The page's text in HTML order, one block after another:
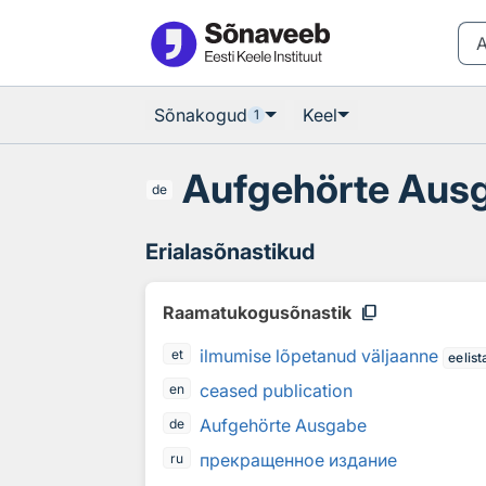
Sõnakogud 1 Keel
de Aufgehörte
Erialasõnastikud
Raamatukogusõnastik content_copy
et ilmumise lõpetanud väljaanne
en
ceased publication
de Aufgehörte Ausgabe
ru прекращенное издание